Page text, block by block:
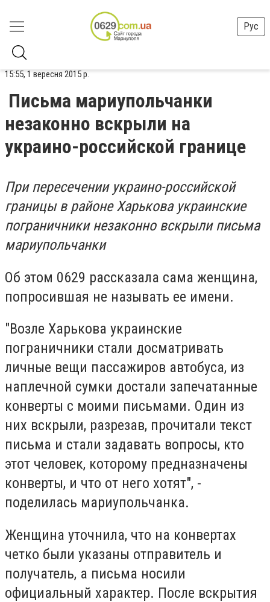
Рус
15:55, 1 вересня 2015 р.
Письма мариупольчанки
незаконно вскрыли на
украино-российской границе
При пересечении украино-российской
границы в районе Харькова украинские
пограничники незаконно вскрыли письма
мариупольчанки
Об этом 0629 рассказала сама женщина,
попросившая не называть ее имени.
"Возле Харькова украинские
пограничники стали досматривать
личные вещи пассажиров автобуса, из
наплечной сумки достали запечатанные
конверты с моими письмами. Один из
них вскрыли, разрезав, прочитали текст
письма и стали задавать вопросы, кто
этот человек, которому предназначены
конверты, и что от него хотят", -
поделилась мариупольчанка.
Женщина уточнила, что на конвертах
четко были указаны отправитель и
получатель, а письма носили
официальный характер. После вскрытия